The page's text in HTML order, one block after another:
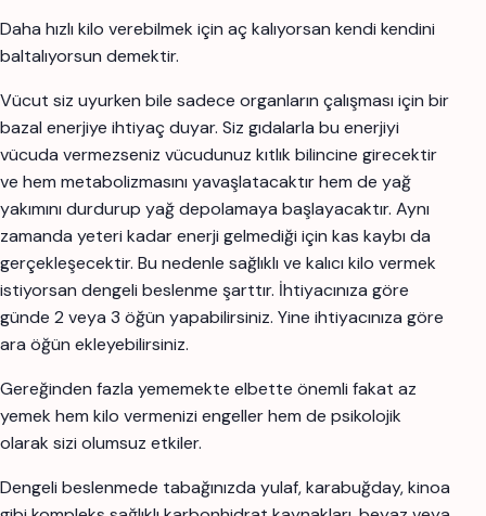
Daha hızlı kilo verebilmek için aç kalıyorsan kendi kendini
baltalıyorsun demektir.
Vücut siz uyurken bile sadece organların çalışması için bir
bazal enerjiye ihtiyaç duyar. Siz gıdalarla bu enerjiyi
vücuda vermezseniz vücudunuz kıtlık bilincine girecektir
ve hem metabolizmasını yavaşlatacaktır hem de yağ
yakımını durdurup yağ depolamaya başlayacaktır. Aynı
zamanda yeteri kadar enerji gelmediği için kas kaybı da
gerçekleşecektir. Bu nedenle sağlıklı ve kalıcı kilo vermek
istiyorsan dengeli beslenme şarttır. İhtiyacınıza göre
günde 2 veya 3 öğün yapabilirsiniz. Yine ihtiyacınıza göre
ara öğün ekleyebilirsiniz.
Gereğinden fazla yememekte elbette önemli fakat az
yemek hem kilo vermenizi engeller hem de psikolojik
olarak sizi olumsuz etkiler.
Dengeli beslenmede tabağınızda yulaf, karabuğday, kinoa